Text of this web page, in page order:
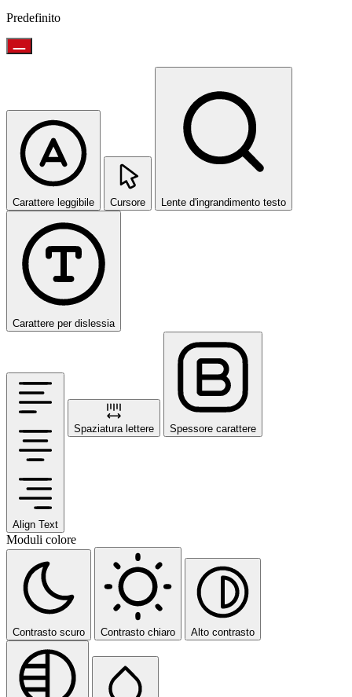
Predefinito
Carattere leggibile Cursore Lente d'ingrandimento testo
Carattere per dislessia
Align Text
Spaziatura lettere Spessore carattere
Moduli colore
Contrasto scuro Contrasto chiaro Alto contrasto